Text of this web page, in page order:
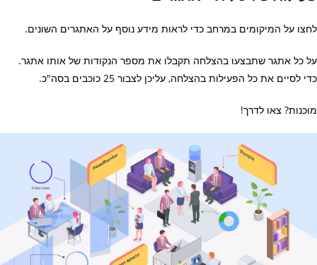
לחצו על המיקומים במרחב כדי לראות מידע נוסף על האתגרים השונים.
על כל אתגר שתבצעו בהצלחה תקבלו את מספר הנקודות של אותו אתגר.
כדי לסיים את כל הפעילות בהצלחה, עליכן לצבור 25 כוכבים בסה"כ.
מוכנות? צאו לדרך!